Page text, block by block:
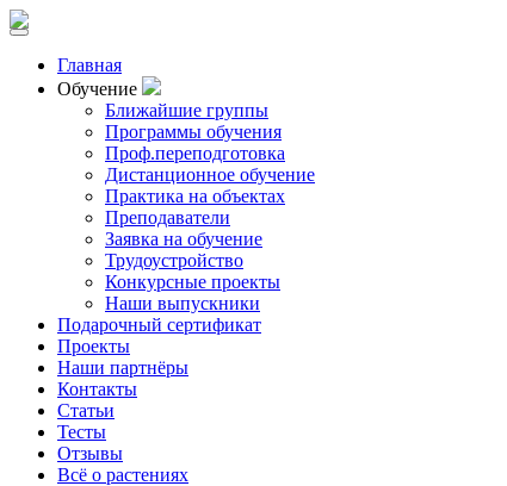
Главная
Обучение
Ближайшие группы
Программы обучения
Проф.переподготовка
Дистанционное обучение
Практика на объектах
Преподаватели
Заявка на обучение
Трудоустройство
Конкурсные проекты
Наши выпускники
Подарочный сертификат
Проекты
Наши партнёры
Контакты
Статьи
Тесты
Отзывы
Всё о растениях